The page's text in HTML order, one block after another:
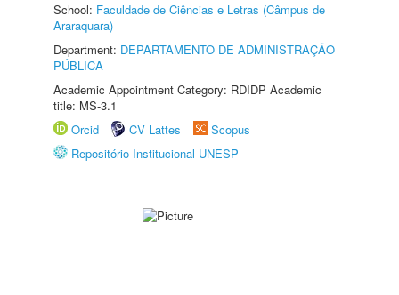
School: Faculdade de Ciências e Letras (Câmpus de
Araraquara)
Department: DEPARTAMENTO DE ADMINISTRAÇÃO
PÚBLICA
Academic Appointment Category: RDIDP Academic
title: MS-3.1
Orcid
CV Lattes
Scopus
Repositório Institucional UNESP